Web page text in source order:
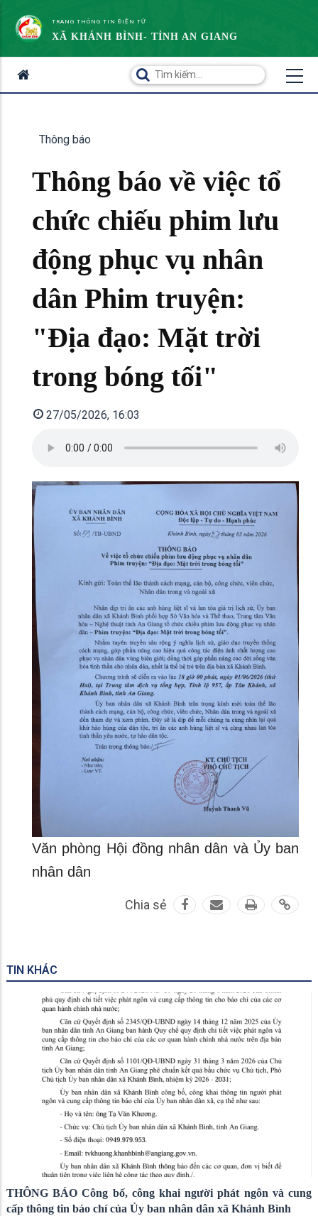
TRANG THÔNG TIN ĐIỆN TỬ
XÃ KHÁNH BÌNH- TỈNH AN GIANG
Thông báo
Thông báo về việc tổ
chức chiếu phim lưu
động phục vụ nhân
dân Phim truyện:
"Địa đạo: Mặt trời
trong bóng tối"
27/05/2026, 16:03
Văn phòng Hội đồng nhân dân và Ủy ban
nhân dân
Chia sẻ
TIN KHÁC
THÔNG BÁO Công bố, công khai người phát ngôn và cung
cấp thông tin báo chí của Ủy ban nhân dân xã Khánh Bình